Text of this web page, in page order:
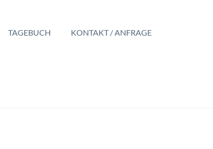
TAGEBUCH KONTAKT / ANFRAGE